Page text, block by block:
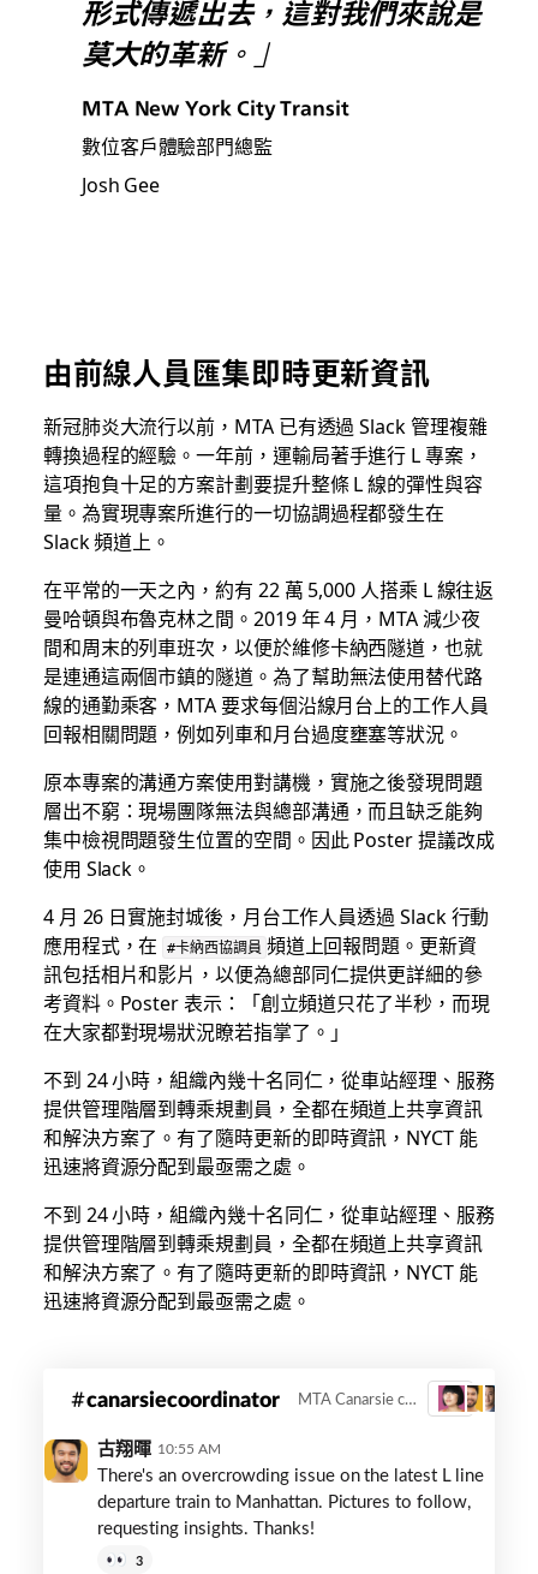
形式傳遞出去，這對我們來說是
莫大的革新。」
MTA New York City Transit
數位客戶體驗部門總監
Josh Gee
由前線人員匯集即時更新資訊
新冠肺炎大流行以前，MTA 已有透過 Slack 管理複雜
轉換過程的經驗。一年前，運輸局著手進行 L 專案，
這項抱負十足的方案計劃要提升整條 L 線的彈性與容
量。為實現專案所進行的一切協調過程都發生在
Slack 頻道上。
在平常的一天之內，約有 22 萬 5,000 人搭乘 L 線往返
曼哈頓與布魯克林之間。2019 年 4 月，MTA 減少夜
間和周末的列車班次，以便於維修卡納西隧道，也就
是連通這兩個市鎮的隧道。為了幫助無法使用替代路
線的通勤乘客，MTA 要求每個沿線月台上的工作人員
回報相關問題，例如列車和月台過度壅塞等狀況。
原本專案的溝通方案使用對講機，實施之後發現問題
層出不窮：現場團隊無法與總部溝通，而且缺乏能夠
集中檢視問題發生位置的空間。因此 Poster 提議改成
使用 Slack。
4 月 26 日實施封城後，月台工作人員透過 Slack 行動
應用程式，在
#卡納西協調員 頻道上回報問題。更新資
訊包括相片和影片，以便為總部同仁提供更詳細的參
考資料。Poster 表示：「創立頻道只花了半秒，而現
在大家都對現場狀況瞭若指掌了。」
不到 24 小時，組織內幾十名同仁，從車站經理、服務
提供管理階層到轉乘規劃員，全都在頻道上共享資訊
和解決方案了。有了隨時更新的即時資訊，NYCT 能
迅速將資源分配到最亟需之處。
不到 24 小時，組織內幾十名同仁，從車站經理、服務
提供管理階層到轉乘規劃員，全都在頻道上共享資訊
和解決方案了。有了隨時更新的即時資訊，NYCT 能
迅速將資源分配到最亟需之處。
canarsie-
coordinator
canarsiecoordinator MTA Canarsie coordinator 3
古翔暉 10:55 AM
There's an overcrowding issue on the latest L line
departure train to Manhattan. Pictures to follow,
requesting insights. Thanks!
3